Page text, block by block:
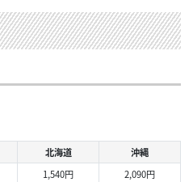
北海道
沖縄
1,540円
2,090円